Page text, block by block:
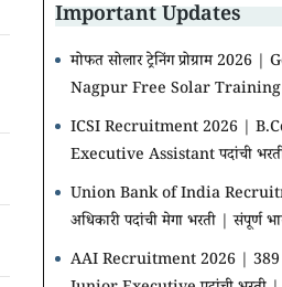
Important Updates
मोफत सोलार ट्रेनिंग प्रोग्राम
Nagpur Free Solar Training
ICSI Recruitment 2026 |
Executive Assistant पदांची
Union Bank of India
अधिकारी पदांची मेगा भरती | संपूर्ण
AAI Recruitment 2026 |